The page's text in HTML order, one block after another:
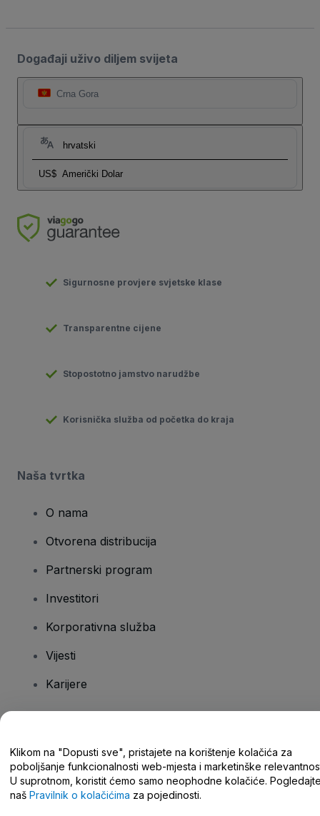
Događaji uživo diljem svijeta
Crna Gora
hrvatski
US$ Američki Dolar
Sigurnosne provjere svjetske klase
Transparentne cijene
Stopostotno jamstvo narudžbe
Korisnička služba od početka do kraja
Naša tvrtka
O nama
Otvorena distribucija
Partnerski program
Investitori
Korporativna služba
Vijesti
Karijere
Centar za pomoć/kontaktirajte nas
Klikom na "Dopusti sve", pristajete na korištenje kolačića za
poboljšanje funkcionalnosti web-mjesta i marketinške
U suprotnom, koristit ćemo samo neophodne kolačiće.
naš Pravilnik o kolačićima za pojedinosti.